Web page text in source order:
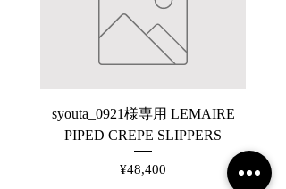
syouta_0921様専用 LEMAIRE
PIPED CREPE SLIPPERS
Price
¥48,400